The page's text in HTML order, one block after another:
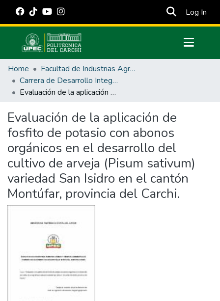
Log In
Communities & Collections
All of DSpace
Statistics
Estadísticas Externas
Manuales
Home
Facultad de Industrias Agropecuarias y Ciencias Ambientales
Carrera de Desarrollo Integral Agropecuario
Evaluación de la aplicación de fosfito de potasio con abonos orgánicos en el desarrollo del cultivo de arveja (Pisum sativum) variedad San Isidro en el cantón Montúfar, provincia del Carchi.
Evaluación de la aplicación de
fosfito de potasio con abonos
orgánicos en el desarrollo del
cultivo de arveja (Pisum sativum)
variedad San Isidro en el cantón
Montúfar, provincia del Carchi.